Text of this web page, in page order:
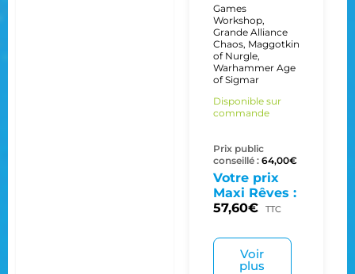
Games
Workshop,
Grande Alliance
Chaos, Maggotkin
of Nurgle,
Warhammer Age
of Sigmar
Disponible sur
commande
Prix public
conseillé : 64,00€
Votre prix
Maxi Rêves :
57,60€ TTC
Voir
plus